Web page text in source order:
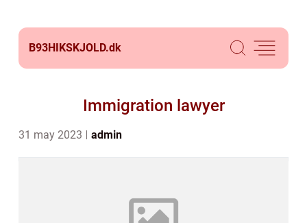
B93HIKSKJOLD.dk
Immigration lawyer
31 may 2023 admin